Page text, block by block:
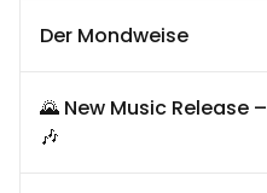
Der Mondweise
🌄 New Music Release
🎶